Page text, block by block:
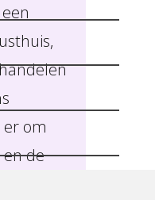
er om
de
bieden